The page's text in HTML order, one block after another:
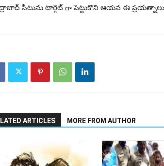
సీటును టార్గెట్‌ గా పెట్టుకొని ఆయన ఈ ప్రయత్నాలు
ARTICLES MORE FROM AUTHOR